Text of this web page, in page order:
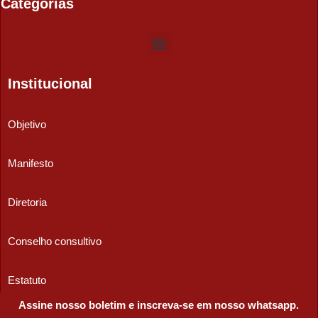
Categorias
Institucional
Objetivo
Manifesto
Diretoria
Conselho consultivo
Estatuto
Assine nosso boletim e inscreva-se em nosso whatsapp.